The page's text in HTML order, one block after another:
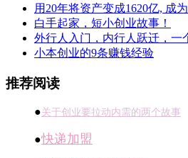
用20年将资产变成1620亿, 成
白手起家，短小创业故事！
外行人入门，内行人跃迁，一
小本创业的9条赚钱经验
推荐阅读
●关于创业要拉动内需的两个故事
●快递加盟